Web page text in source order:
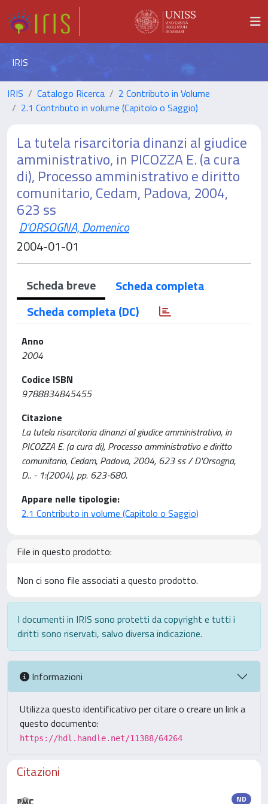
IRIS
IRIS Catalogo Ricerca
2 Contributo in Volume
2.1 Contributo in volume (Capitolo o Saggio)
La tutela risarcitoria dinanzi al giudice
amministrativo, in PICOZZA E. (a cura
di), Processo amministrativo e diritto
comunitario, Cedam, Padova, 2004,
623 ss
D'ORSOGNA, Domenico
2004-01-01
Scheda breve
Scheda completa
Scheda completa (DC)
Anno
2004
Codice ISBN
9788834845455
Citazione
La tutela risarcitoria dinanzi al giudice amministrativo, in
PICOZZA E. (a cura di), Processo amministrativo e diritto
comunitario, Cedam, Padova, 2004, 623 ss / D'Orsogna,
D.. - 1:(2004), pp. 623-680.
Appare nelle tipologie:
2.1 Contributo in volume (Capitolo o Saggio)
File in questo prodotto:
Non ci sono file associati a questo prodotto.
I documenti in IRIS sono protetti da copyright e tutti i
diritti sono riservati, salvo diversa indicazione.
Informazioni
Utilizza questo identificativo per citare o creare un link a
questo documento:
https://hdl.handle.net/11388/64264
Citazioni
ND